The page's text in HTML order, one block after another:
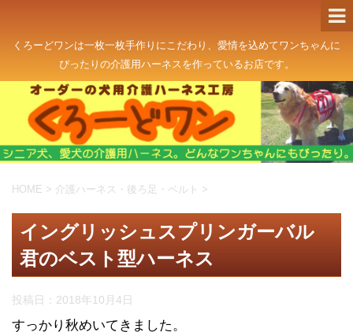
くろーどワンは一枚一枚手作りにこだわり、愛情を込めてワンちゃんに
ぴったりの介護用ハーネスを作っているお店です。
HOME > 介護ハーネス・後ろ足・ベルト >
イングリッシュスプリンガーバル
君のベスト型ハーネス
投稿日： 2018年10月4日
すっかり秋めいてきました。